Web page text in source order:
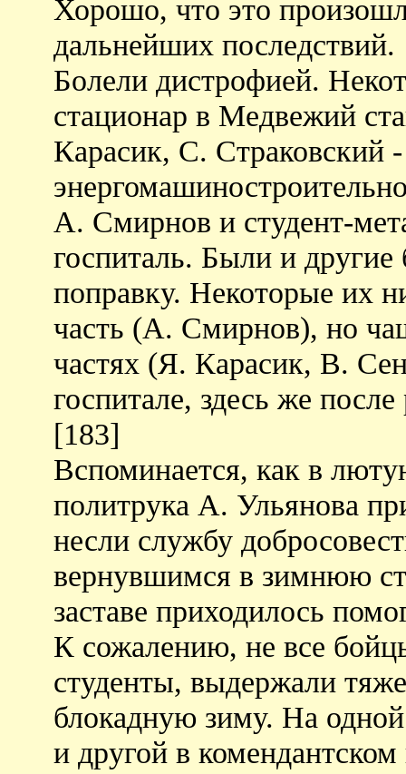
Хорошо, что это
дальнейших последствий.
Болели дистрофией.
стационар в Медвежий
Карасик, С. Страковский
А. Смирнов и студент-
госпиталь. Были и
поправку. Некоторые их
часть (А. Смирнов), но
частях (Я. Карасик, В.
госпитале, здесь же
[183]
Вспоминается, как в
политрука А. Ульянова
несли службу
вернувшимся в зимнюю
заставе приходилось
К сожалению, не все
студенты, выдержали
блокадную зиму. На
и другой в